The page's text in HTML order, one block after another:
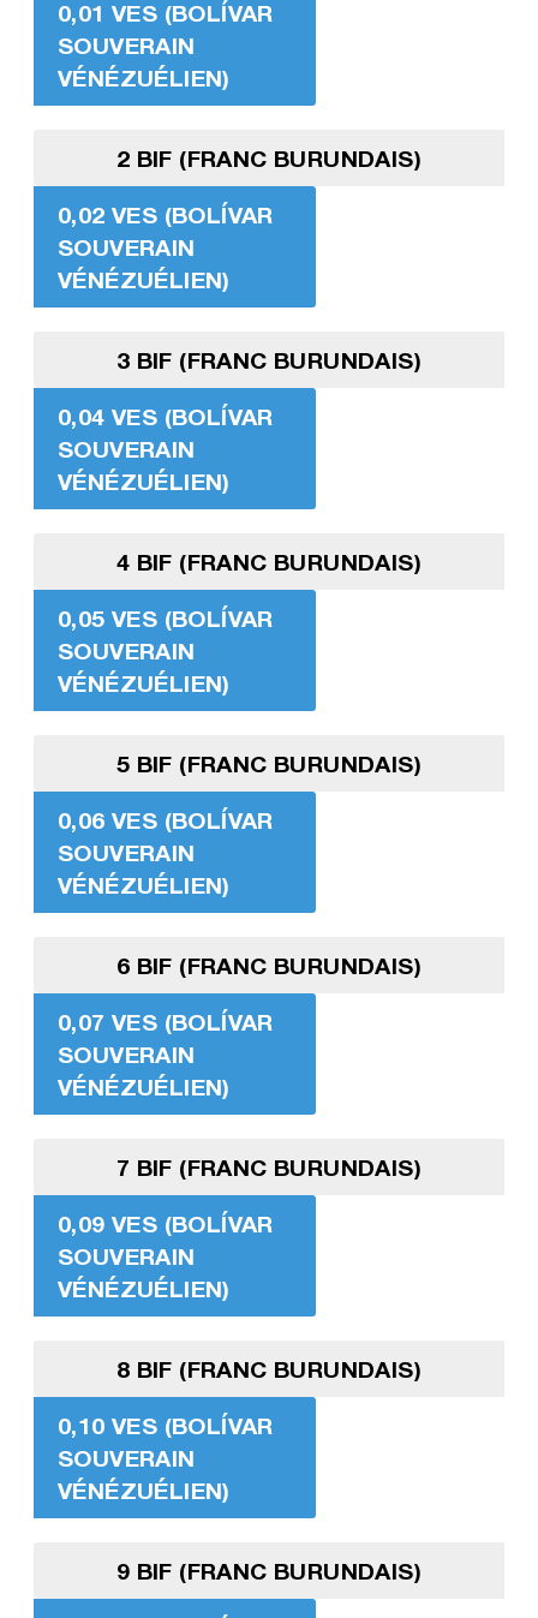
0,01 VES (BOLÍVAR
SOUVERAIN
VÉNÉZUÉLIEN)
2 BIF (FRANC BURUNDAIS)
0,02 VES (BOLÍVAR
SOUVERAIN
VÉNÉZUÉLIEN)
3 BIF (FRANC BURUNDAIS)
0,04 VES (BOLÍVAR
SOUVERAIN
VÉNÉZUÉLIEN)
4 BIF (FRANC BURUNDAIS)
0,05 VES (BOLÍVAR
SOUVERAIN
VÉNÉZUÉLIEN)
5 BIF (FRANC BURUNDAIS)
0,06 VES (BOLÍVAR
SOUVERAIN
VÉNÉZUÉLIEN)
6 BIF (FRANC BURUNDAIS)
0,07 VES (BOLÍVAR
SOUVERAIN
VÉNÉZUÉLIEN)
7 BIF (FRANC BURUNDAIS)
0,09 VES (BOLÍVAR
SOUVERAIN
VÉNÉZUÉLIEN)
8 BIF (FRANC BURUNDAIS)
0,10 VES (BOLÍVAR
SOUVERAIN
VÉNÉZUÉLIEN)
9 BIF (FRANC BURUNDAIS)